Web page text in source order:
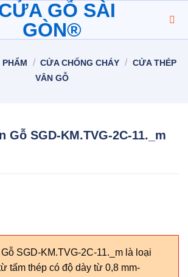
PHẨM / CỬA CHỐNG CHÁY / CỬA THÉP
VÂN GỖ
Gỗ SGD-KM.TVG-2C-11._m
SGD-KM.TVG-2C-11._m là loại
tấm thép có độ dày từ 0,8 mm-